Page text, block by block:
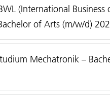
(International Business
of Arts (m/w/d)
Mechatronik –